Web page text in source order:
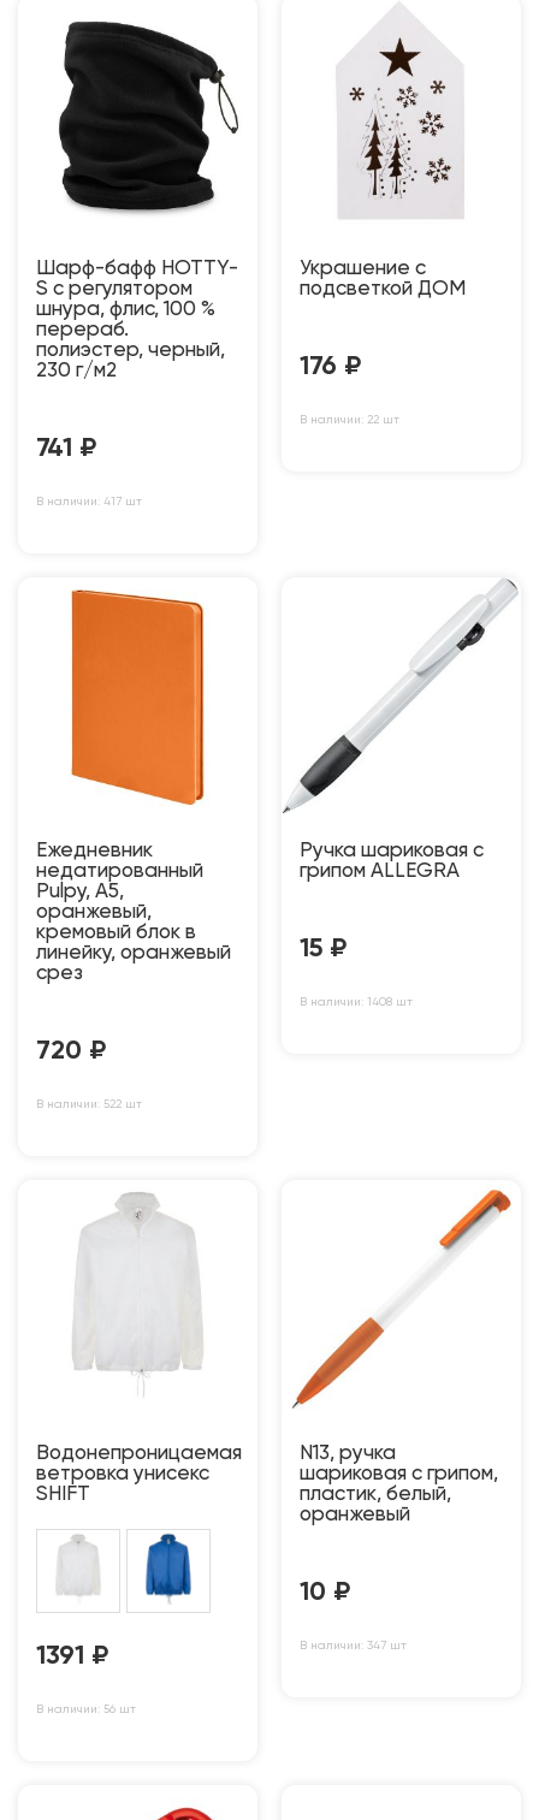
Шарф-бафф HOTTY-
S с регулятором
шнура, флис, 100 %
перераб.
полиэстер, черный,
230 г/м2
741 ₽
В наличии: 417 шт
Украшение с
подсветкой ДОМ
176 ₽
В наличии: 22 шт
Ежедневник
недатированный
Pulpy, А5,
оранжевый,
кремовый блок в
линейку, оранжевый
срез
720 ₽
В наличии: 522 шт
Ручка шариковая с
грипом ALLEGRA
15 ₽
В наличии: 1408 шт
Водонепроницаемая
ветровка унисекс
SHIFT
1391 ₽
В наличии: 56 шт
N13, ручка
шариковая с грипом,
пластик, белый,
оранжевый
10 ₽
В наличии: 347 шт